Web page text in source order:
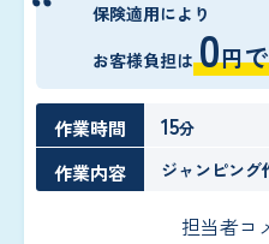
保険適用により
お客様負担は 0円
作業時間 15分
作業内容 ジャンピング
担当者コ